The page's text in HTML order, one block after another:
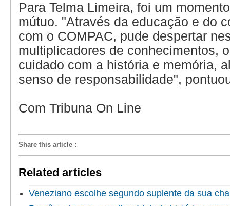
Para Telma Limeira, foi um
mútuo. "Através da educação e do
com o COMPAC, pude despertar
multiplicadores de conhecimentos,
cuidado com a história e memória,
senso de responsabilidade",
Com Tribuna On Line
Share this article :
Related articles
Veneziano escolhe segundo suplente da sua